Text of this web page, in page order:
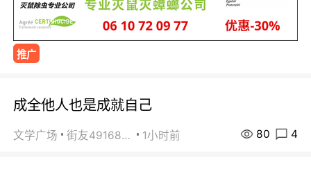
推广
成全他人也是成就自己
文学广场 街友49168527 1小时前 80 4